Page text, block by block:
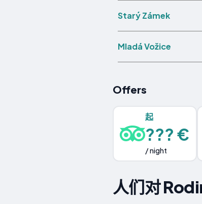
Starý Zámek
Mladá Vožice
Offers
起
??? €
/ night
人们对